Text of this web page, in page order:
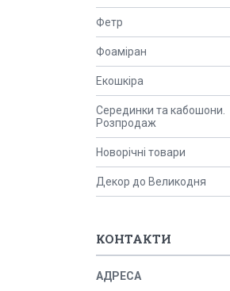
Фетр
Фоаміран
Екошкіра
Серединки та кабошони.
Розпродаж
Новорічні товари
Декор до Великодня
КОНТАКТИ